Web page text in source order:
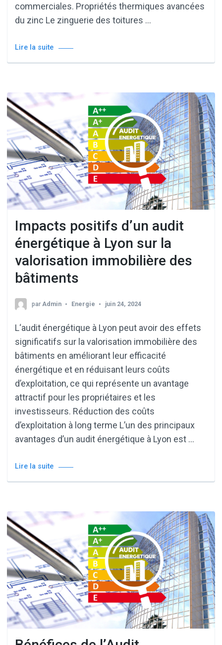
commerciales. Propriétés thermiques avancées
du zinc Le zinguerie des toitures …
Lire la suite
Impacts positifs d’un audit
énergétique à Lyon sur la
valorisation immobilière des
bâtiments
par Admin Energie juin 24, 2024
L‘audit énergétique à Lyon peut avoir des effets
significatifs sur la valorisation immobilière des
bâtiments en améliorant leur efficacité
énergétique et en réduisant leurs coûts
d’exploitation, ce qui représente un avantage
attractif pour les propriétaires et les
investisseurs. Réduction des coûts
d’exploitation à long terme L’un des principaux
avantages d’un audit énergétique à Lyon est …
Lire la suite